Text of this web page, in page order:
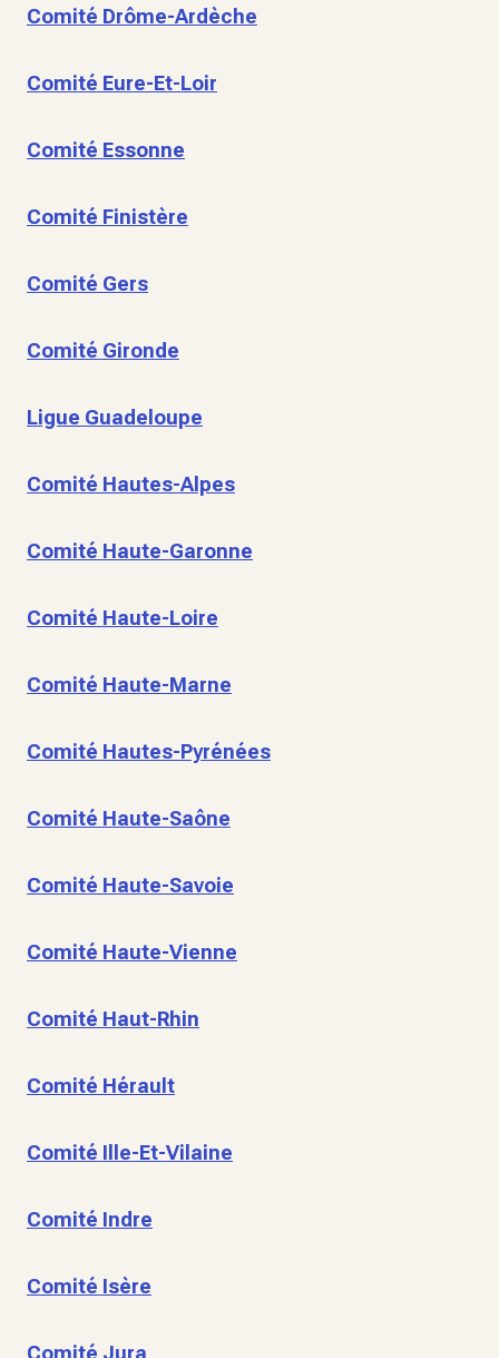
Comité Drôme-Ardèche
Comité Eure-Et-Loir
Comité Essonne
Comité Finistère
Comité Gers
Comité Gironde
Ligue Guadeloupe
Comité Hautes-Alpes
Comité Haute-Garonne
Comité Haute-Loire
Comité Haute-Marne
Comité Hautes-Pyrénées
Comité Haute-Saône
Comité Haute-Savoie
Comité Haute-Vienne
Comité Haut-Rhin
Comité Hérault
Comité Ille-Et-Vilaine
Comité Indre
Comité Isère
Comité Jura